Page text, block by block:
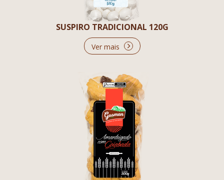
SUSPIRO TRADICIONAL 120G
Ver mais